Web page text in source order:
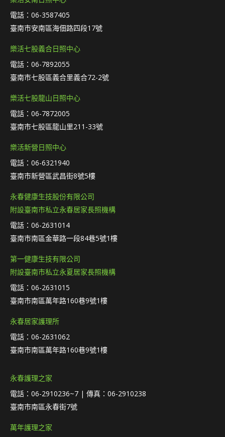
電話：06-3587405
臺南市安南區海佃路四段17號
樂活七股義合日照中心
電話：06-7892055
臺南市七股區義合里義合72-2號
樂活七股龍山日照中心
電話：06-7872005
臺南市七股區龍山里211-33號
樂活新營日照中心
電話：06-6321940
臺南市新營區武昌街8號5樓
永春健康生技股份有限公司
附設臺南市私立永春居家長照機構
電話：06-2631014
臺南市南區金華路一段84巷5號1樓
第一健康生技有限公司
附設臺南市私立永夏居家長照機構
電話：06-2631015
臺南市南區萬年路160巷9號1樓
永春居家護理所
電話：06-2631062
臺南市南區萬年路160巷9號1樓
永春護理之家
電話：06-2910236~7 | 傳真：06-2910238
臺南市南區永春街7號
萬年護理之家